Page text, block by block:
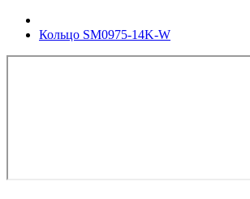
Кольцо SM0975-14K-W